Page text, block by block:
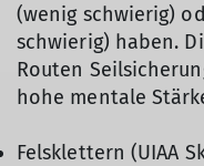
(wenig schwierig)
schwierig) haben.
Routen
hohe mentale
Felsklettern (UIAA